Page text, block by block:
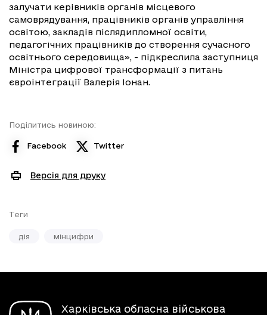
залучати керівників органів місцевого
самоврядування, працівників органів управління
освітою, закладів післядипломної освіти,
педагогічних працівників до створення сучасного
освітнього середовища», - підкреслила заступниця
Міністра цифрової трансформації з питань
євроінтеграції Валерія Іонан.
Поділитись новиною:
Facebook Twitter
Версія для друку
Теги
дія мінцифри
Харківська обласна військова